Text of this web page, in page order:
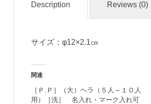
Description Reviews (0)
サイズ：φ12×2.1㎝
関連
［Ｐ.Ｐ］（大）ヘラ（５人～１０人
用）［洗］ 名入れ・マーク入れ可